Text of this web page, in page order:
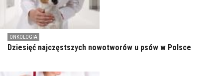
ONKOLOGIA
Dziesięć najczęstszych nowotworów u psów w Polsce